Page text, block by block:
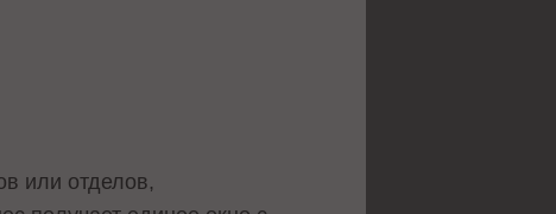
или отделов,